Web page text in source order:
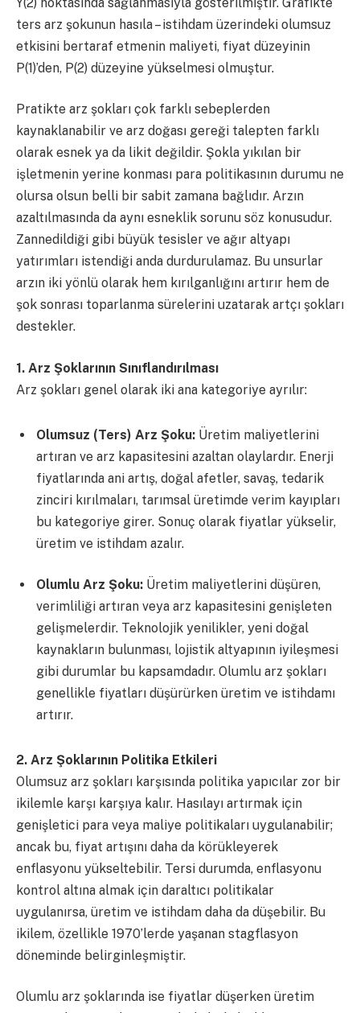
ters arz şokunun hasıla – istihdam üzerindeki olumsuz
etkisini bertaraf etmenin maliyeti, fiyat düzeyinin
P(1)’den, P(2) düzeyine yükselmesi olmuştur.
Pratikte arz şokları çok farklı sebeplerden
kaynaklanabilir ve arz doğası gereği talepten farklı
olarak esnek ya da likit değildir. Şokla yıkılan bir
işletmenin yerine konması para politikasının durumu ne
olursa olsun belli bir sabit zamana bağlıdır. Arzın
azaltılmasında da aynı esneklik sorunu söz konusudur.
Zannedildiği gibi büyük tesisler ve ağır altyapı
yatırımları istendiği anda durdurulamaz. Bu unsurlar
arzın iki yönlü olarak hem kırılganlığını artırır hem de
şok sonrası toparlanma sürelerini uzatarak artçı şokları
destekler.
1. Arz Şoklarının Sınıflandırılması
Arz şokları genel olarak iki ana kategoriye ayrılır:
Olumsuz (Ters) Arz Şoku: Üretim maliyetlerini
artıran ve arz kapasitesini azaltan olaylardır. Enerji
fiyatlarında ani artış, doğal afetler, savaş, tedarik
zinciri kırılmaları, tarımsal üretimde verim kayıpları
bu kategoriye girer. Sonuç olarak fiyatlar yükselir,
üretim ve istihdam azalır.
Olumlu Arz Şoku: Üretim maliyetlerini düşüren,
verimliliği artıran veya arz kapasitesini genişleten
gelişmelerdir. Teknolojik yenilikler, yeni doğal
kaynakların bulunması, lojistik altyapının iyileşmesi
gibi durumlar bu kapsamdadır. Olumlu arz şokları
genellikle fiyatları düşürürken üretim ve istihdamı
artırır.
2. Arz Şoklarının Politika Etkileri
Olumsuz arz şokları karşısında politika yapıcılar zor bir
ikilemle karşı karşıya kalır. Hasılayı artırmak için
genişletici para veya maliye politikaları uygulanabilir;
ancak bu, fiyat artışını daha da körükleyerek
enflasyonu yükseltebilir. Tersi durumda, enflasyonu
kontrol altına almak için daraltıcı politikalar
uygulanırsa, üretim ve istihdam daha da düşebilir. Bu
ikilem, özellikle 1970’lerde yaşanan stagflasyon
döneminde belirginleşmiştir.
Olumlu arz şoklarında ise fiyatlar düşerken üretim